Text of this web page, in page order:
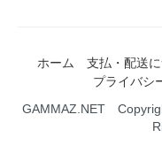
ホーム 支払・配送
プライバシ
GAMMAZ.NET